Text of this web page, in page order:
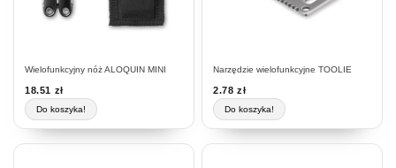
Wielofunkcyjny nóż ALOQUIN MINI
18.51 zł
Do koszyka!
Narzędzie wielofunkcyjne TOOLIE
2.78 zł
Do koszyka!